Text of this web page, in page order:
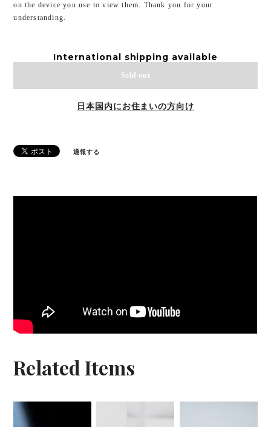
on the device you use to view them. Thank you for your
understanding.
International shipping available
Sold out
日本国内にお住まいの方向け
通報する
Related Items